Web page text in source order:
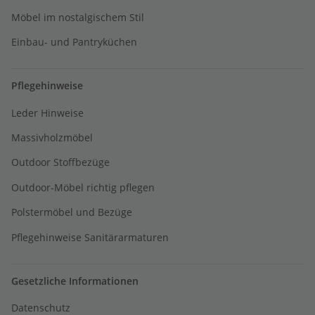
Möbel im nostalgischem Stil
Einbau- und Pantryküchen
Pflegehinweise
Leder Hinweise
Massivholzmöbel
Outdoor Stoffbezüge
Outdoor-Möbel richtig pflegen
Polstermöbel und Bezüge
Pflegehinweise Sanitärarmaturen
Gesetzliche Informationen
Datenschutz